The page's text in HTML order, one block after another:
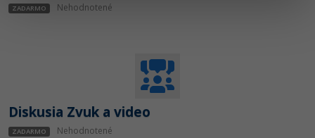
ZADARMO Nehodnotené
Diskusia Zvuk a video
ZADARMO Nehodnotené